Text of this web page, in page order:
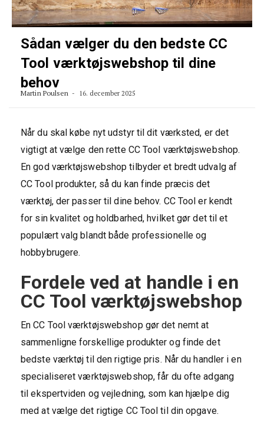
Sådan vælger du den bedste CC
Tool værktøjswebshop til dine
behov
Martin Poulsen 16. december 2025
Når du skal købe nyt udstyr til dit værksted, er det
vigtigt at vælge den rette CC Tool værktøjswebshop.
En god værktøjswebshop tilbyder et bredt udvalg af
CC Tool produkter, så du kan finde præcis det
værktøj, der passer til dine behov. CC Tool er kendt
for sin kvalitet og holdbarhed, hvilket gør det til et
populært valg blandt både professionelle og
hobbybrugere.
Fordele ved at handle i en
CC Tool værktøjswebshop
En CC Tool værktøjswebshop gør det nemt at
sammenligne forskellige produkter og finde det
bedste værktøj til den rigtige pris. Når du handler i en
specialiseret værktøjswebshop, får du ofte adgang
til ekspertviden og vejledning, som kan hjælpe dig
med at vælge det rigtige CC Tool til din opgave.